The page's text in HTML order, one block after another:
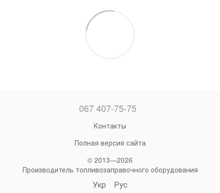
067 407-75-75
Контакты
Полная версия сайта
© 2013—2026
Производитель топливозаправочного оборудования
Укр Рус